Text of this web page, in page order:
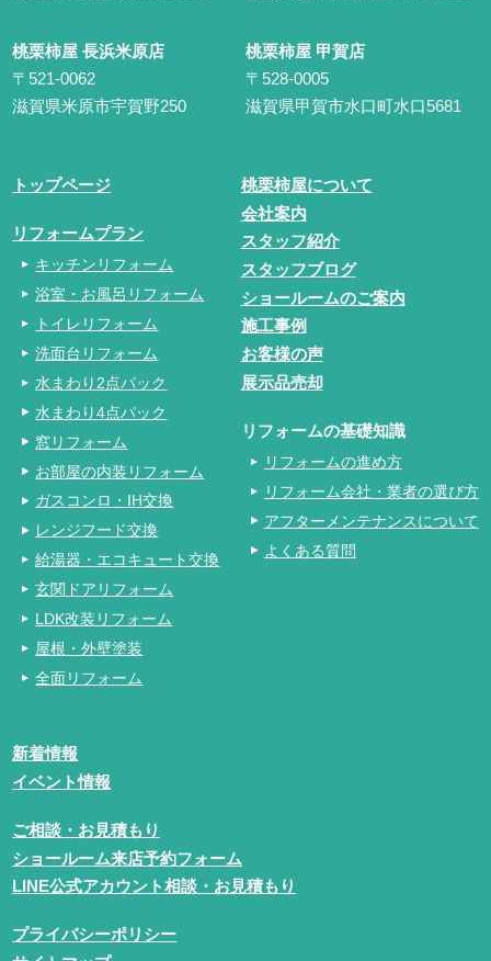
桃栗柿屋 長浜米原店
〒521-0062
滋賀県米原市宇賀野250
桃栗柿屋 甲賀店
〒528-0005
滋賀県甲賀市水口町水口5681
トップページ
リフォームプラン
キッチンリフォーム
浴室・お風呂リフォーム
トイレリフォーム
洗面台リフォーム
水まわり2点パック
水まわり4点パック
窓リフォーム
お部屋の内装リフォーム
ガスコンロ・IH交換
レンジフード交換
給湯器・エコキュート交換
玄関ドアリフォーム
LDK改装リフォーム
屋根・外壁塗装
全面リフォーム
桃栗柿屋について
会社案内
スタッフ紹介
スタッフブログ
ショールームのご案内
施工事例
お客様の声
展示品売却
リフォームの基礎知識
リフォームの進め方
リフォーム会社・業者の選び方
アフターメンテナンスについて
よくある質問
新着情報
イベント情報
ご相談・お見積もり
ショールーム来店予約フォーム
LINE公式アカウント相談・お見積もり
プライバシーポリシー